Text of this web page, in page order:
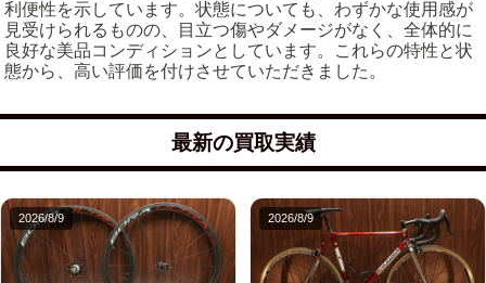
利便性を示しています。状態についても、わずかな使用感が
見受けられるものの、目立つ傷やダメージがなく、全体的に
良好な美品コンディションとしています。これらの特性と状
態から、高い評価を付けさせていただきました。
最新の買取実績
2026/8/9 2026/8/9